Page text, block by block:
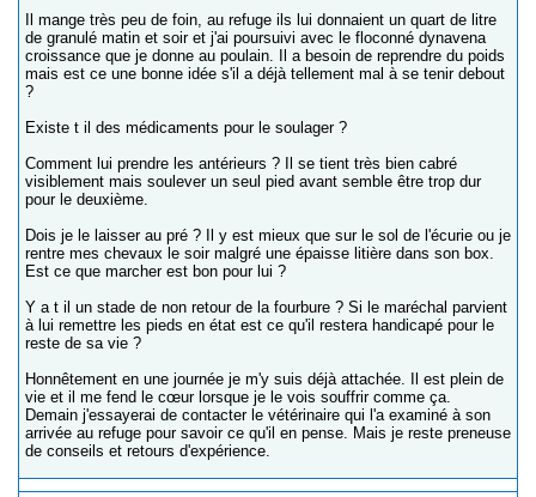
Il mange très peu de foin, au refuge ils lui donnaient un quart de litre
de granulé matin et soir et j'ai poursuivi avec le floconné dynavena
croissance que je donne au poulain. Il a besoin de reprendre du poids
mais est ce une bonne idée s'il a déjà tellement mal à se tenir debout
?
Existe t il des médicaments pour le soulager ?
Comment lui prendre les antérieurs ? Il se tient très bien cabré
visiblement mais soulever un seul pied avant semble être trop dur
pour le deuxième.
Dois je le laisser au pré ? Il y est mieux que sur le sol de l'écurie ou je
rentre mes chevaux le soir malgré une épaisse litière dans son box.
Est ce que marcher est bon pour lui ?
Y a t il un stade de non retour de la fourbure ? Si le maréchal parvient
à lui remettre les pieds en état est ce qu'il restera handicapé pour le
reste de sa vie ?
Honnêtement en une journée je m'y suis déjà attachée. Il est plein de
vie et il me fend le cœur lorsque je le vois souffrir comme ça.
Demain j'essayerai de contacter le vétérinaire qui l'a examiné à son
arrivée au refuge pour savoir ce qu'il en pense. Mais je reste preneuse
de conseils et retours d'expérience.